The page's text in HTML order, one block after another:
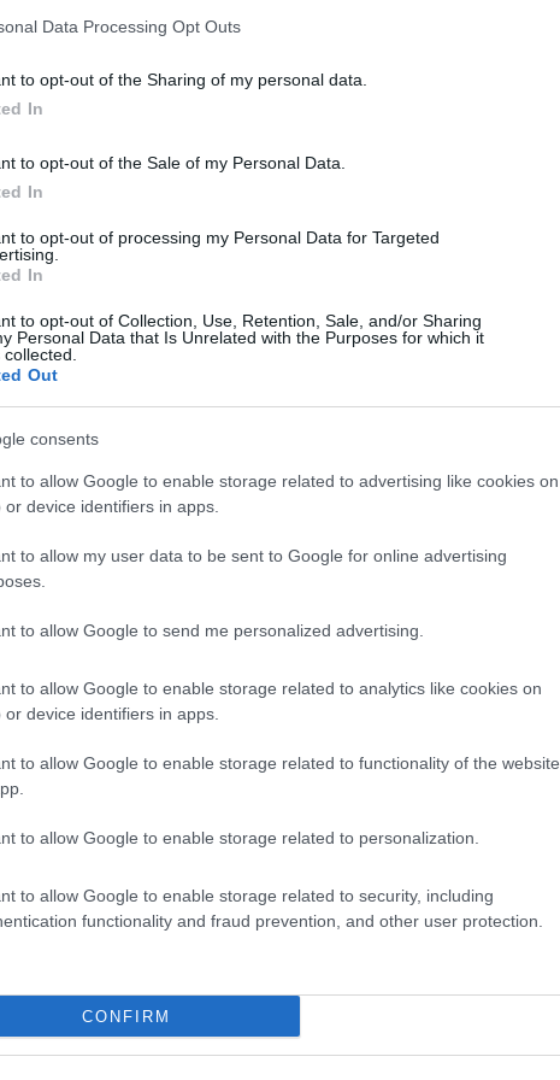
Data Processing Opt Outs
to opt-out of the Sharing of my personal data.
In
to opt-out of the Sale of my Personal Data.
In
to opt-out of processing my Personal Data for Targeted
In
to opt-out of Collection, Use, Retention, Sale, and/or Sharing
Personal Data that Is Unrelated with the Purposes for which it
Out
consents
to allow Google to enable storage related to advertising like cookies on
or device identifiers in apps.
to allow my user data to be sent to Google for online advertising
to allow Google to send me personalized advertising.
to allow Google to enable storage related to analytics like cookies on
or device identifiers in apps.
to allow Google to enable storage related to functionality of the website
to allow Google to enable storage related to personalization.
to allow Google to enable storage related to security, including
functionality and fraud prevention, and other user protection.
CONFIRM
31°
33°
Καθαρός
3 bf
35°
Καθαρός
35°
Αίσθηση 34°
Βορειοδυτικός
Καθαρός
Αίσθηση34°
4 bf
Βορειοδυτικός
Λεπτομέρειες
14 ακόμη ώρες